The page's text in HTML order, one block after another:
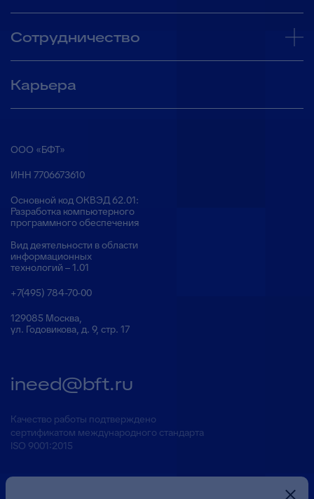
Сотрудничество
Карьера
ООО «БФТ»
ИНН 7706673610
Основной код ОКВЭД 62.01:
Разработка компьютерного
программного обеспечения
Вид деятельности в области
информационных
технологий – 1.01
+7(495) 784-70-00
129085 Москва,
ул. Годовикова, д. 9, стр. 17
ineed@bft.ru
Качество работы подтверждено
сертификатом международного стандарта
ISO 9001:2015